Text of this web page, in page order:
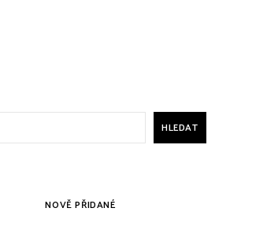
HLEDAT
NOVĚ PŘIDANÉ